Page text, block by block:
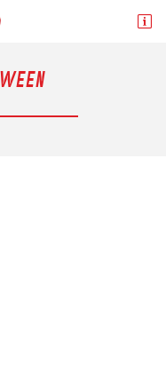

propositions commerciales à
désinscrire à tout moment en